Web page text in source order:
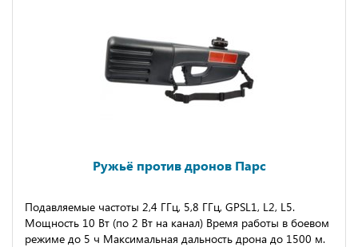
Ружьё против дронов Парс
Подавляемые частоты 2,4 ГГц, 5,8 ГГц, GPSL1, L2, L5.
Мощность 10 Вт (по 2 Вт на канал) Время работы в боевом
режиме до 5 ч Максимальная дальность дрона до 1500 м.